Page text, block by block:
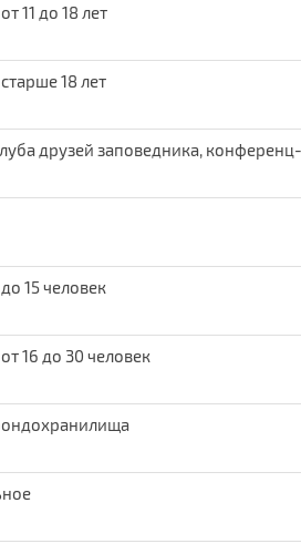
11 до 18 лет
18 лет
друзей заповедника,
15 человек
16 до 30 человек